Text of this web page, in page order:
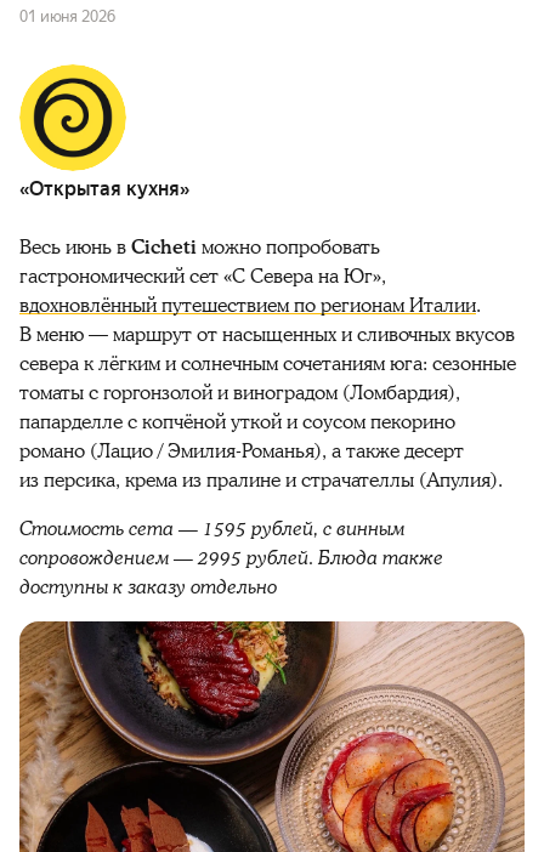
01 июня 2026
«Открытая кухня»
Весь июнь вCichetiможно попробовать
гастрономический сет «С Севера на Юг»,
вдохновлённый путешествием по регионам Италии.
В меню — маршрут от насыщенных и сливочных вкусов
севера к лёгким и солнечным сочетаниям юга: сезонные
томаты с горгонзолой и виноградом (Ломбардия),
папарделле с копчёной уткой и соусом пекорино
романо (Лацио / Эмилия-Романья), а также десерт
из персика, крема из пралине и страчателлы (Апулия).
Стоимость сета — 1595 рублей, с винным
сопровождением — 2995 рублей. Блюда также
доступны к заказу отдельно